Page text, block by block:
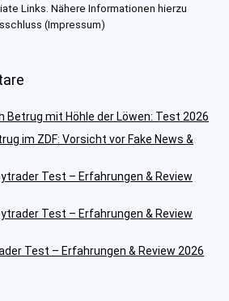
Links. Nähere Informationen hierzu
(Impressum)
Betrug mit Höhle der Löwen: Test 2026
im ZDF: Vorsicht vor Fake News &
Test – Erfahrungen & Review
Test – Erfahrungen & Review
Test – Erfahrungen & Review 2026